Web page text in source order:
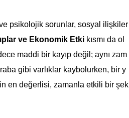
ve psikolojik sorunlar, sosyal ilişkiler
ve Ekonomik Etki kısmı da ol
maddi bir kayıp değil; aynı zam
gibi varlıklar kaybolurken, bir y
en değerlisi, zamanla etkili bir şek